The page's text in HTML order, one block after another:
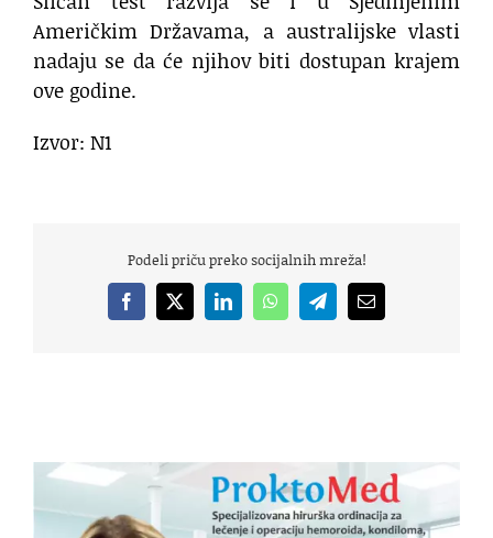
Američkim Državama, a australijske vlasti
nadaju se da će njihov biti dostupan krajem
ove godine.
Izvor: N1
Podeli priču preko socijalnih mreža!
Facebook
X LinkedInWhatsAppTelegramEmail